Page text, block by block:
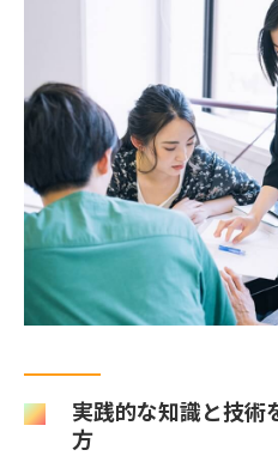
実践的な知識と技術
方